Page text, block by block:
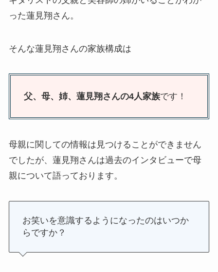
った蓮見翔さん。
そんな蓮見翔さんの家族構成は
父、母、姉、蓮見翔さんの4人家族です！
母親に関しての情報は見つけることができません
でしたが、蓮見翔さんは過去のインタビューで母
親について語っております。
お笑いを意識するようになったのはいつか
らですか？